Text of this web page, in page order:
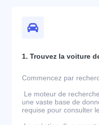
1. Trouvez la voiture
Commencez par
Le moteur de
une vaste base de
requise pour consulter